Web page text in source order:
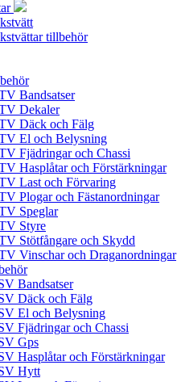
tillbehör
Bandsatser
Dekaler
Däck och Fälg
El och Belysning
Fjädringar och Chassi
Hasplåtar och Förstärkningar
Last och Förvaring
Plogar och Fästanordningar
Speglar
Styre
Stötfångare och Skydd
Vinschar och Draganordningar
Bandsatser
Däck och Fälg
El och Belysning
Fjädringar och Chassi
Gps
Hasplåtar och Förstärkningar
Hytt